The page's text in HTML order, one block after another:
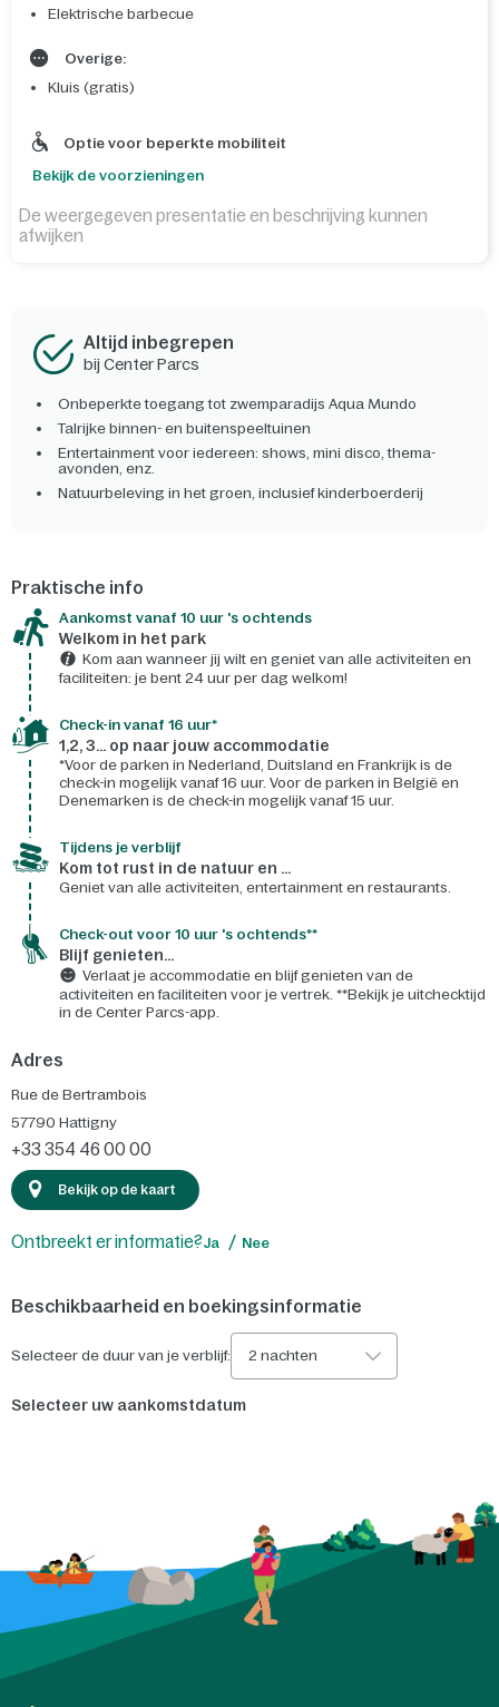
Elektrische barbecue
Overige:
Kluis (gratis)
Optie voor beperkte mobiliteit
Bekijk de voorzieningen
De weergegeven presentatie en beschrijving kunnen
afwijken
Altijd inbegrepen
bij Center Parcs
Onbeperkte toegang tot zwemparadijs Aqua Mundo
Talrijke binnen- en buitenspeeltuinen
Entertainment voor iedereen: shows, mini disco, thema-
avonden, enz.
Natuurbeleving in het groen, inclusief kinderboerderij
Praktische info
Aankomst vanaf 10 uur 's ochtends
Welkom in het park
Kom aan wanneer jij wilt en geniet van alle activiteiten en
faciliteiten: je bent 24 uur per dag welkom!
Check-in vanaf 16 uur*
1,2, 3... op naar jouw accommodatie
*Voor de parken in Nederland, Duitsland en Frankrijk is de
check-in mogelijk vanaf 16 uur. Voor de parken in België en
Denemarken is de check-in mogelijk vanaf 15 uur.
Tijdens je verblijf
Kom tot rust in de natuur en ...
Geniet van alle activiteiten, entertainment en restaurants.
Check-out voor 10 uur 's ochtends**
Blijf genieten...
Verlaat je accommodatie en blijf genieten van de
activiteiten en faciliteiten voor je vertrek. **Bekijk je uitchecktijd
in de Center Parcs-app.
Adres
Rue de Bertrambois
57790 Hattigny
+33 354 46 00 00
Bekijk op de kaart
Ontbreekt er informatie?Ja Nee
Beschikbaarheid en boekingsinformatie
Selecteer de duur van je verblijf: 2 nachten
Selecteer uw aankomstdatum